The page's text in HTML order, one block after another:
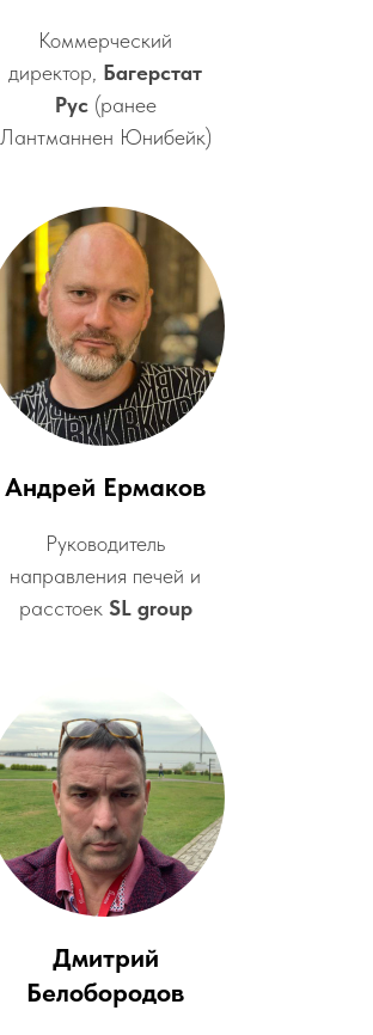
Коммерческий
директор, Багерстат
Рус(ранее
Лантманнен Юнибейк)
Андрей Ермаков
Руководитель
направления печей и
расстоек SL group
Дмитрий
Белобородов